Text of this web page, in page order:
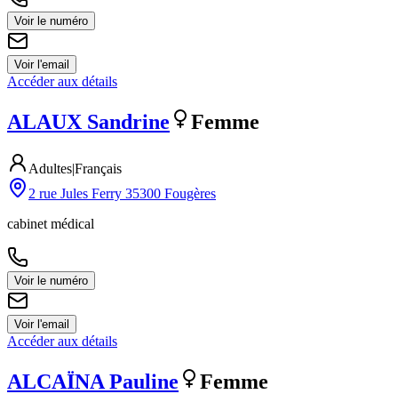
Voir le numéro
Voir l'email
Accéder aux détails
ALAUX Sandrine Femme
Adultes|Français
2 rue Jules Ferry 35300 Fougères
cabinet médical
Voir le numéro
Voir l'email
Accéder aux détails
ALCAÏNA Pauline Femme